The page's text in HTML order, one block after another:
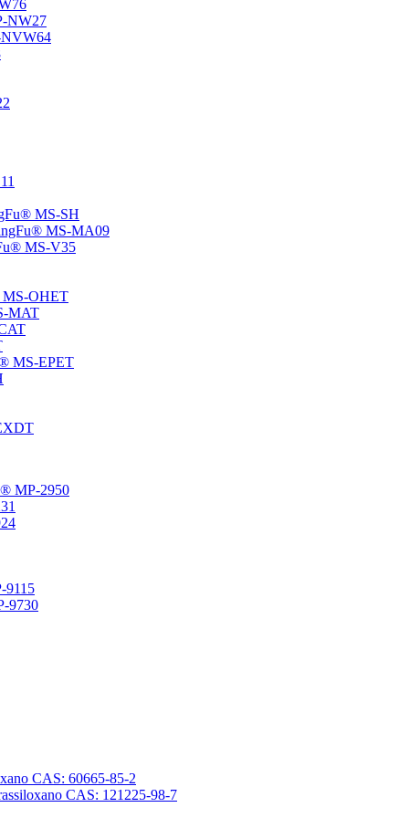
NW27
NVW64
MS-SH
MS-MA09
MS-V35
MS-OHET
MAT
MS-EPET
MP-2950
9115
9730
CAS: 60665-85-2
CAS: 121225-98-7